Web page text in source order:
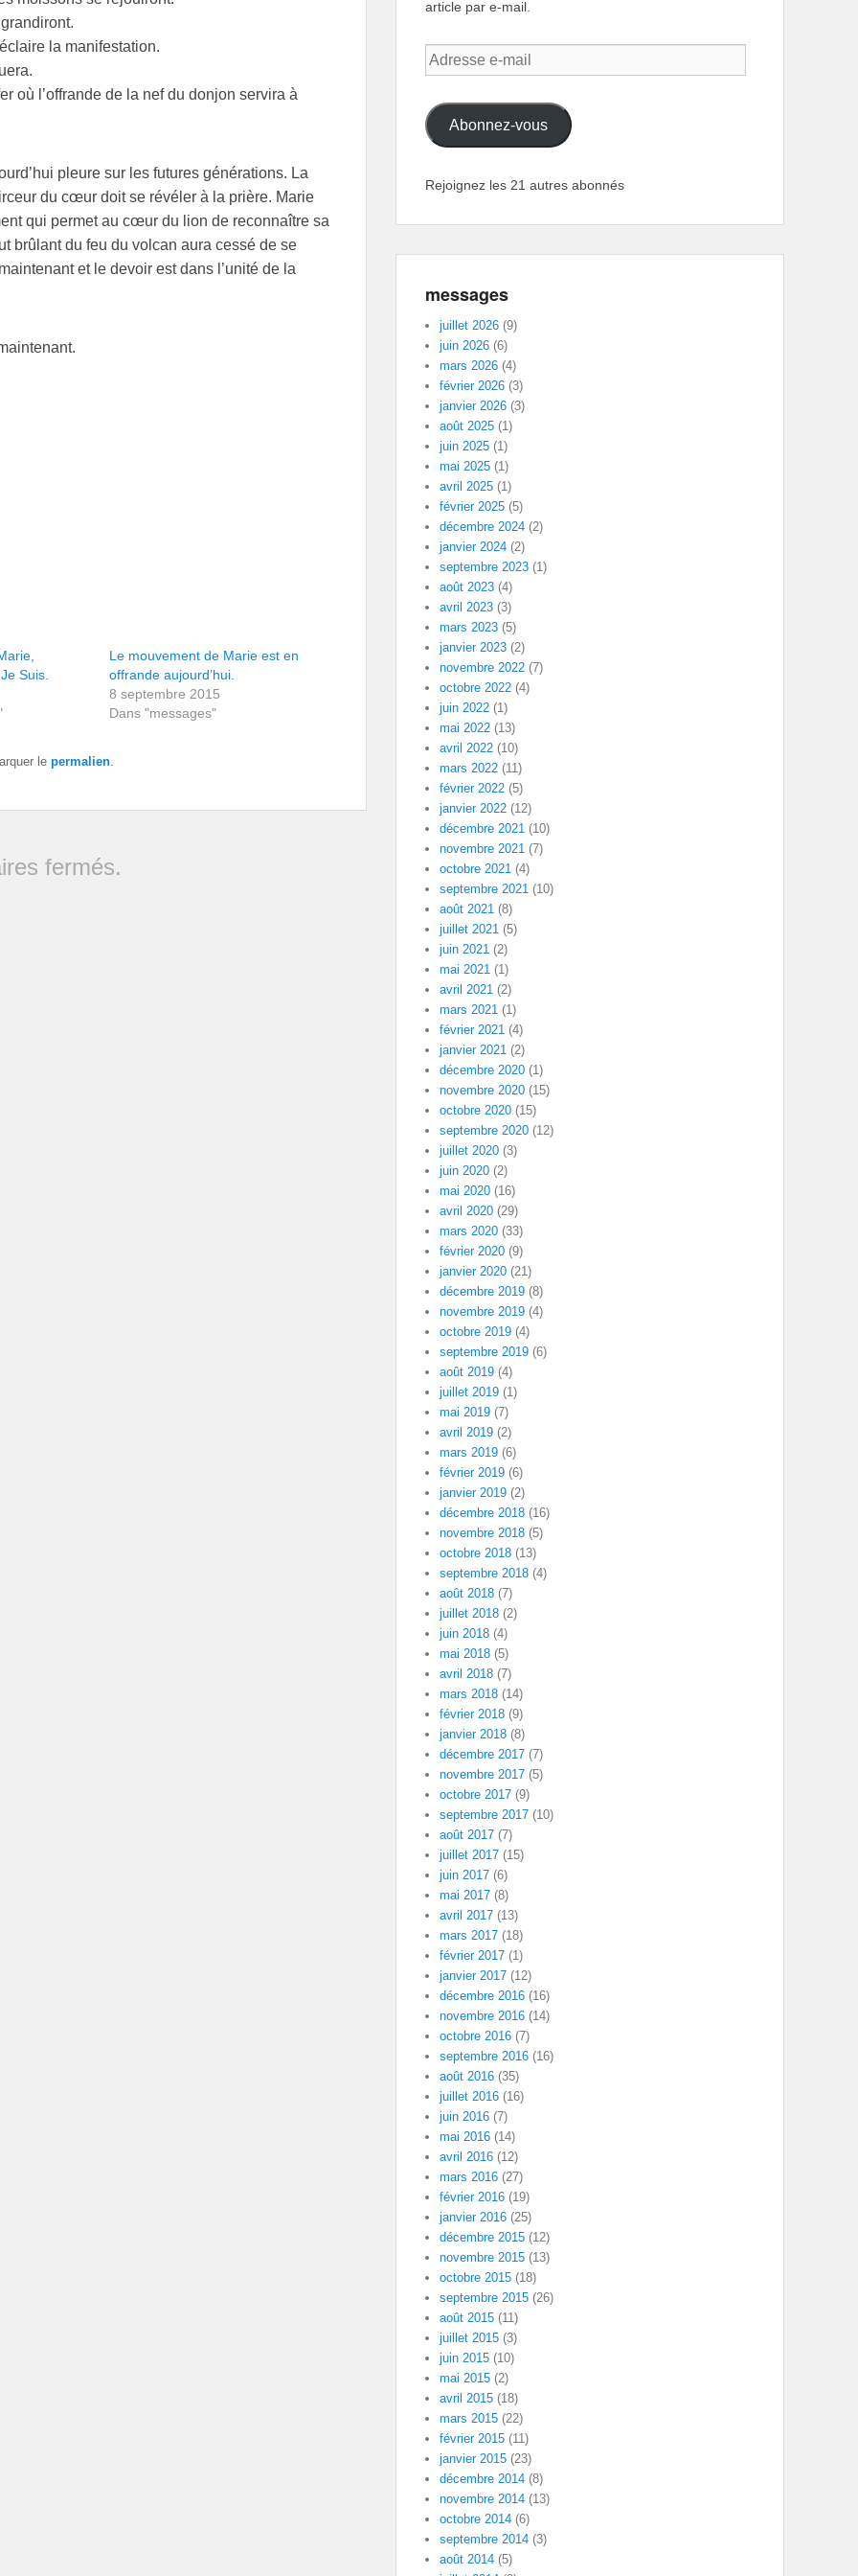
la manifestation.
où l’offrande de la nef du donjon servira à
pleure sur les futures générations. La
du cœur doit se révéler à la prière. Marie
qui permet au cœur du lion de reconnaître sa
brûlant du feu du volcan aura cessé de se
et le devoir est dans l’unité de la
Suis.
Le mouvement de Marie est en
offrande aujourd’hui.
8 septembre 2015
Dans "messages"
le permalien
fermés.
article par e-mail.
Adresse
e-
Abonnez-vous
Rejoignez les 21 autres abonnés
messages
juillet 2026 (9)
juin 2026 (6)
mars 2026 (4)
février 2026 (3)
janvier 2026 (3)
août 2025 (1)
juin 2025 (1)
mai 2025 (1)
avril 2025 (1)
février 2025 (5)
décembre 2024 (2)
janvier 2024 (2)
septembre 2023 (1)
août 2023 (4)
avril 2023 (3)
mars 2023 (5)
janvier 2023 (2)
novembre 2022 (7)
octobre 2022 (4)
juin 2022 (1)
mai 2022 (13)
avril 2022 (10)
mars 2022 (11)
février 2022 (5)
janvier 2022 (12)
décembre 2021 (10)
novembre 2021 (7)
octobre 2021 (4)
septembre 2021 (10)
août 2021 (8)
juillet 2021 (5)
juin 2021 (2)
mai 2021 (1)
avril 2021 (2)
mars 2021 (1)
février 2021 (4)
janvier 2021 (2)
décembre 2020 (1)
novembre 2020 (15)
octobre 2020 (15)
septembre 2020 (12)
juillet 2020 (3)
juin 2020 (2)
mai 2020 (16)
avril 2020 (29)
mars 2020 (33)
février 2020 (9)
janvier 2020 (21)
décembre 2019 (8)
novembre 2019 (4)
octobre 2019 (4)
septembre 2019 (6)
août 2019 (4)
juillet 2019 (1)
mai 2019 (7)
avril 2019 (2)
mars 2019 (6)
février 2019 (6)
janvier 2019 (2)
décembre 2018 (16)
novembre 2018 (5)
octobre 2018 (13)
septembre 2018 (4)
août 2018 (7)
juillet 2018 (2)
juin 2018 (4)
mai 2018 (5)
avril 2018 (7)
mars 2018 (14)
février 2018 (9)
janvier 2018 (8)
décembre 2017 (7)
novembre 2017 (5)
octobre 2017 (9)
septembre 2017 (10)
août 2017 (7)
juillet 2017 (15)
juin 2017 (6)
mai 2017 (8)
avril 2017 (13)
mars 2017 (18)
février 2017 (1)
janvier 2017 (12)
décembre 2016 (16)
novembre 2016 (14)
octobre 2016 (7)
septembre 2016 (16)
août 2016 (35)
juillet 2016 (16)
juin 2016 (7)
mai 2016 (14)
avril 2016 (12)
mars 2016 (27)
février 2016 (19)
janvier 2016 (25)
décembre 2015 (12)
novembre 2015 (13)
octobre 2015 (18)
septembre 2015 (26)
août 2015 (11)
juillet 2015 (3)
juin 2015 (10)
mai 2015 (2)
avril 2015 (18)
mars 2015 (22)
février 2015 (11)
janvier 2015 (23)
décembre 2014 (8)
novembre 2014 (13)
octobre 2014 (6)
septembre 2014 (3)
août 2014 (5)